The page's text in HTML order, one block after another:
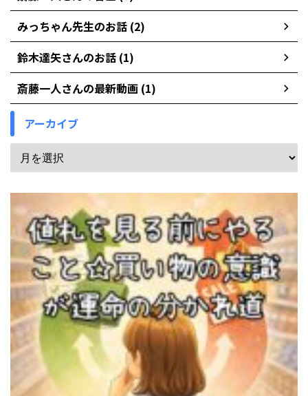
みっちゃん先生のお話 (2)
鈴木達矢さんのお話 (1)
斎藤一人さんの最新動画 (1)
アーカイブ